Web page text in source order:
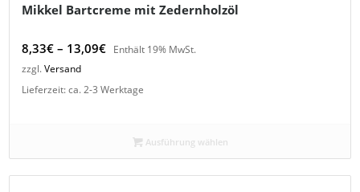
Mikkel Bartcreme mit Zedernholzöl
8,33€ – 13,09€Preisspanne:
bis
Enthält 19% MwSt.
zzgl.Versand
Lieferzeit: ca. 2-3 Werktage
Ausführung wählen